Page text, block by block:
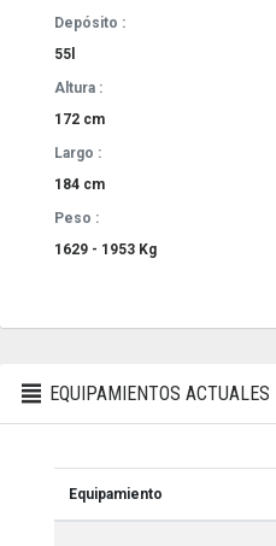
Depósito :
55l
Altura :
172 cm
Largo :
184 cm
Peso :
1629 - 1953 Kg
EQUIPAMIENTOS ACTUALES
Equipamiento